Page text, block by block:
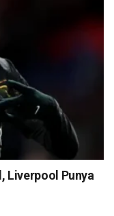
Liverpool Punya